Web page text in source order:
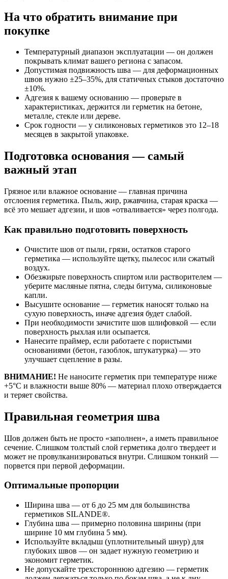
На что обратить внимание при
покупке
Температурный диапазон эксплуатации — он должен
покрывать климат вашего региона с запасом.
Допустимая подвижность шва — для деформационных
швов нужно ±25–35%, для статичных стыков достаточно
±10%.
Адгезия к вашему основанию — проверьте в
характеристиках, держится ли герметик на бетоне,
металле, стекле или дереве.
Срок годности — у силиконовых герметиков это 12–18
месяцев в закрытой упаковке.
Подготовка основания — самый
важный этап
Грязное или влажное основание — главная причина
отслоения герметика. Пыль, жир, ржавчина, старая краска —
всё это мешает адгезии, и шов «отваливается» через полгода.
Как правильно подготовить поверхность
Очистите шов от пыли, грязи, остатков старого
герметика — используйте щетку, пылесос или сжатый
воздух.
Обезжирьте поверхность спиртом или растворителем —
уберите масляные пятна, следы битума, силиконовые
капли.
Высушите основание — герметик наносят только на
сухую поверхность, иначе адгезия будет слабой.
При необходимости зачистите шов шлифовкой — если
поверхность рыхлая или осыпается.
Нанесите праймер, если работаете с пористыми
основаниями (бетон, газоблок, штукатурка) — это
улучшает сцепление в разы.
ВНИМАНИЕ! Не наносите герметик при температуре ниже
+5°C и влажности выше 80% — материал плохо отверждается
и теряет свойства.
Правильная геометрия шва
Шов должен быть не просто «заполнен», а иметь правильное
сечение. Слишком толстый слой герметика долго твердеет и
может не провулканизироваться внутри. Слишком тонкий —
порвется при первой деформации.
Оптимальные пропорции
Ширина шва — от 6 до 25 мм для большинства
герметиков SILANDE®.
Глубина шва — примерно половина ширины (при
ширине 10 мм глубина 5 мм).
Используйте вкладыш (уплотнительный шнур) для
глубоких швов — он задает нужную геометрию и
экономит герметик.
Не допускайте трехстороннюю адгезию — герметик